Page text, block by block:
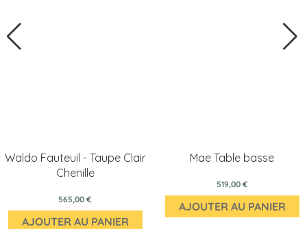
Waldo Fauteuil - Taupe Clair
Chenille
565,00 €
AJOUTER AU PANIER
Mae Table basse
519,00 €
AJOUTER AU PANIER